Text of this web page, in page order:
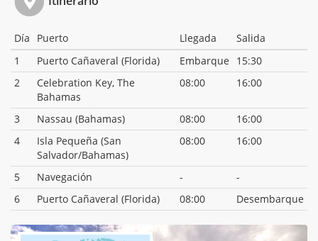
Día Puerto Llegada
Salida
1
Puerto Cañaveral (Florida) Embarque
15:30
2
Celebration Key, The
Bahamas
08:00 16:00
3 Nassau (Bahamas) 08:00
16:00
4
Isla Pequeña (San
Salvador/Bahamas)
08:00 16:00
5 Navegación -
-
6
Puerto Cañaveral (Florida) 08:00 Desembarque